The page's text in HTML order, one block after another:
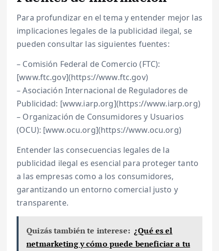
Para profundizar en el tema y entender mejor las
implicaciones legales de la publicidad ilegal, se
pueden consultar las siguientes fuentes:
– Comisión Federal de Comercio (FTC):
[www.ftc.gov](https://www.ftc.gov)
– Asociación Internacional de Reguladores de
Publicidad: [www.iarp.org](https://www.iarp.org)
– Organización de Consumidores y Usuarios
(OCU): [www.ocu.org](https://www.ocu.org)
Entender las consecuencias legales de la
publicidad ilegal es esencial para proteger tanto
a las empresas como a los consumidores,
garantizando un entorno comercial justo y
transparente.
Quizás también te interese: ¿Qué es el
netmarketing y cómo puede beneficiar a tu